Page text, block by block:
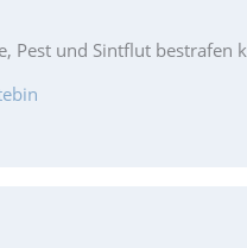
Pest und Sintflut bestrafen